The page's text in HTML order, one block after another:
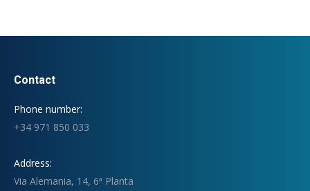
Contact
Phone number:
+34 971 850 033
Address:
Via Alemania, 14, 6ª Planta